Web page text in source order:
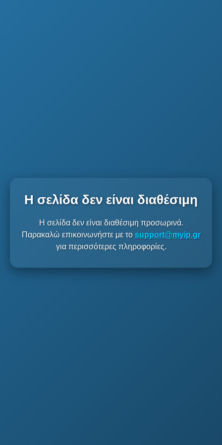
Η σελίδα δεν είναι διαθέσιμη
Η σελίδα δεν είναι διαθέσιμη προσωρινά.
Παρακαλώ επικοινωνήστε με το support@myip.gr
για περισσότερες πληροφορίες.